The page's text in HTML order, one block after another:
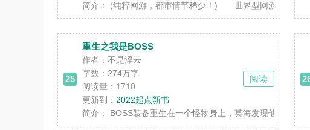
简介：
(纯粹网游，都市情节稀少！) 世界型网游——天
25
重生之我是BOSS
作者：不是浮云
字数： 274万字
阅读量：1710
更新到： 2022起点新书
简介：
BOSS装备重生在一个怪物身上，莫海发现他能变成
阅读